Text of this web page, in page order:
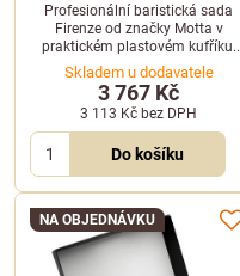
Profesionální baristická sada
Firenze od značky Motta v
praktickém plastovém kufříku.
Obsahuje dvě nerezové konvičky,
teploměr, sypátko a kombinované
pěchovadlo.
Skladem u dodavatele
3 767 Kč
3 113 Kč bez DPH
Do košíku
NA OBJEDNÁVKU